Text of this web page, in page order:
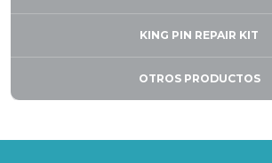
KING PIN REPAIR KIT
OTROS PRODUCTOS